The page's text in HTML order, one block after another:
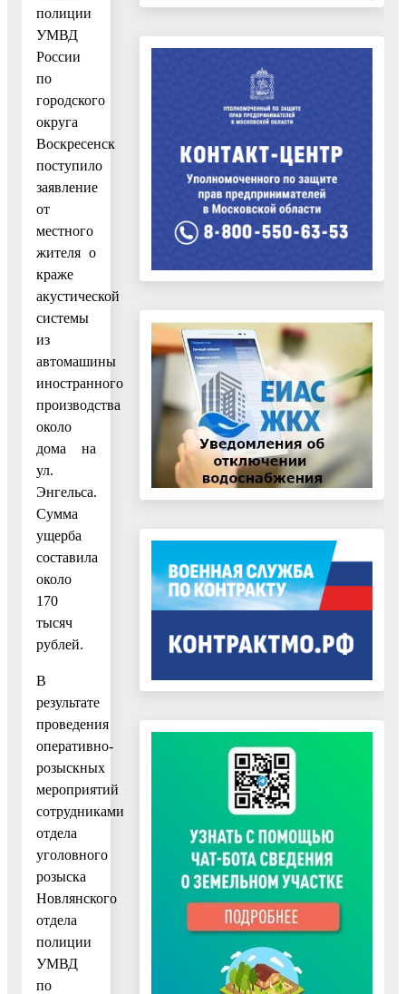
полиции
УМВД
России
по
городского
округа
Воскресенск
поступило
заявление
от
местного
жителя о
краже
акустической
системы
из
автомашины
иностранного
производства
около
дома на
ул.
Энгельса.
Сумма
ущерба
составила
около
170
тысяч
рублей.
В
результате
проведения
оперативно-
розыскных
мероприятий
сотрудниками
отдела
уголовного
розыска
Новлянского
отдела
полиции
УМВД
по